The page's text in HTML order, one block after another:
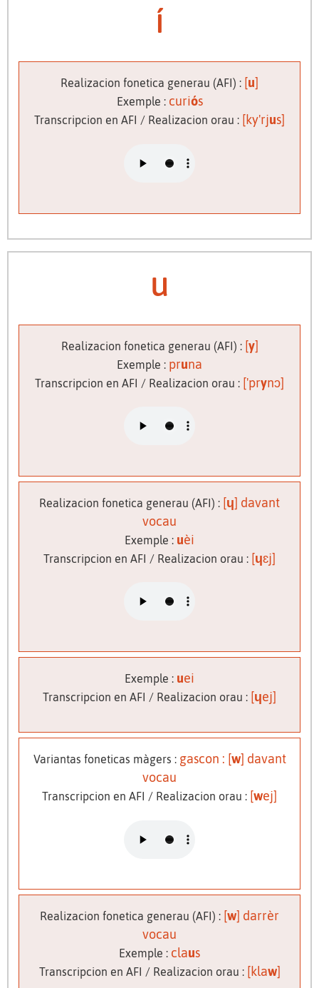
í
Realizacion fonetica generau (AFI) : [u]
Exemple : curiós
Transcripcion en AFI / Realizacion orau : [ky'rjus]
u
Realizacion fonetica generau (AFI) : [y]
Exemple : pruna
Transcripcion en AFI / Realizacion orau : ['prynɔ]
Realizacion fonetica generau (AFI) : [ɥ] davant
vocau
Exemple : uèi
Transcripcion en AFI / Realizacion orau : [ɥɛj]
Exemple : uei
Transcripcion en AFI / Realizacion orau : [ɥej]
Variantas foneticas màgers : gascon : [w] davant
vocau
Transcripcion en AFI / Realizacion orau : [wej]
Realizacion fonetica generau (AFI) : [w] darrèr
vocau
Exemple : claus
Transcripcion en AFI / Realizacion orau : [klaw]